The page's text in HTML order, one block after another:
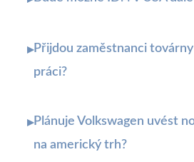
▸Přijdou zaměstnanci
práci?
▸Plánuje Volkswagen uvést
na americký trh?